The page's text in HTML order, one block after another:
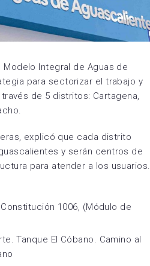
Integral de Aguas de
para sectorizar el trabajo y
de 5 distritos: Cartagena,
explicó que cada distrito
y serán centros de
para atender a los usuarios.
1006, (Módulo de
Tanque El Cóbano. Camino al